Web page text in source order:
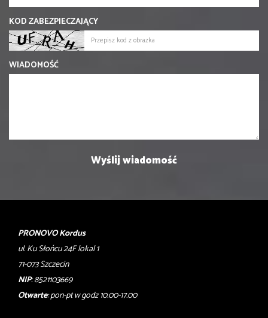
KOD ZABEZPIECZAJĄCY
WIADOMOŚĆ
PRONOVO Kordus
ul. Ku Słońcu 24F lokal 1
71-073 Szczecin
NIP: 8521103669
Otwarte: pon-pt w godz 10.00-17.00